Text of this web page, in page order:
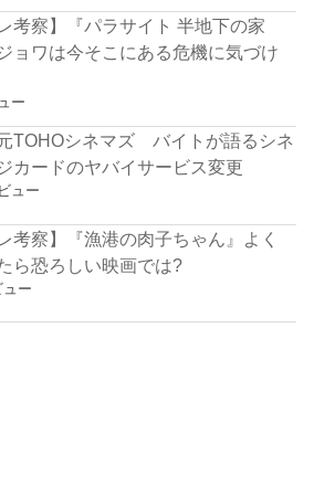
考察】『パラサイト 半地下の家
ョワは今そこにある危機に気づけ
ー
元TOHOシネマズ バイトが語るシネ
カードのヤバイサービス変更
ュー
考察】『漁港の肉子ちゃん』よく
ら恐ろしい映画では?
ー